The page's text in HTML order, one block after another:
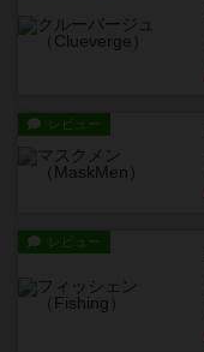
レビュー
レビュー